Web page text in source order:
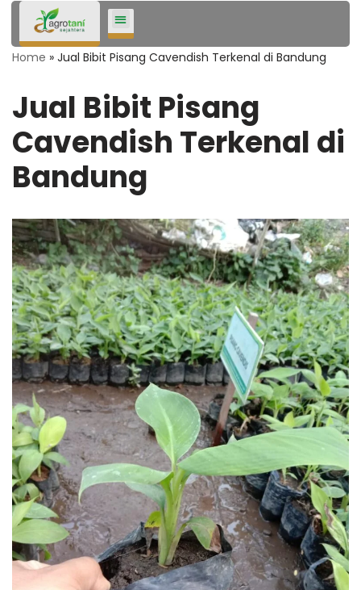
Lompat
ke
Home » Jual Bibit Pisang Cavendish Terkenal di Bandung
Jual Bibit Pisang
Cavendish Terkenal di
Bandung